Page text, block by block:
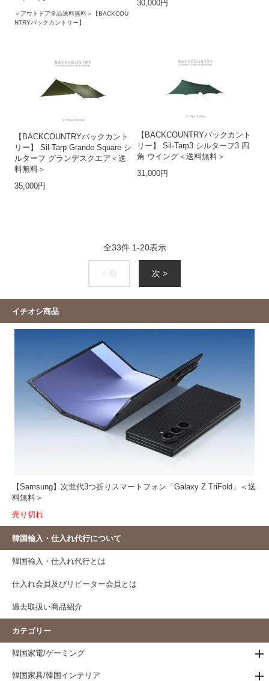
＜アウトドア全品送料無料＞【BACKCOU
NTRYバックカントリー】
30,000円
【BACKCOUNTRYバックカント
リー】 Sil-Tarp Grande Square シ
ルターフ グランデスクエア＜送
料無料＞
35,000円
【BACKCOUNTRYバックカント
リー】 Sil-Tarp3 シルターフ3 四
角 ウイング＜送料無料＞
31,000円
全33件 1-20表示
< 前 次 >
イチオシ商品
【Samsung】次世代3つ折りスマートフォン「Galaxy Z TriFold」＜送
料無料＞
売り切れ
韓国輸入・仕入れ代行について
韓国輸入・仕入れ代行とは
仕入れ会員及びリピーター会員とは
過去取扱い商品紹介
カテゴリー
韓国家電/ゲーミング
韓国家具/韓国インテリア